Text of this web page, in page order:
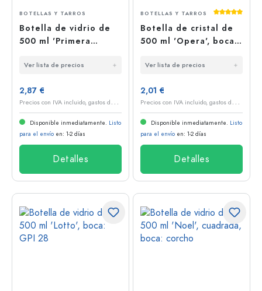
BOTELLAS Y TARROS
Botella de vidrio de
500 ml 'Primera
Ver lista de precios
2,87 €
P
recios con IVA incluido, gastos de envío excluidos
Disponible inmediatamente. Listo
para el envío en: 1-2 días
Detalles
BOTELLAS Y TARROS
Botella de cristal de
500 ml 'Opera', boca:
Ver lista de precios
2,01 €
P
recios con IVA incluido, gastos de envío excluidos
Disponible inmediatamente. Listo
para el envío en: 1-2 días
Detalles